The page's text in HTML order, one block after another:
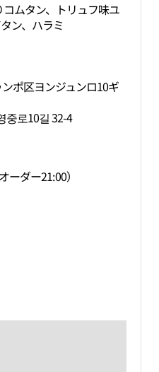
ムタン、トリュフ味ユ
ン、ハラミ
ポ区ヨンジュンロ10ギ
중로10길 32-4
ーダー21:00）